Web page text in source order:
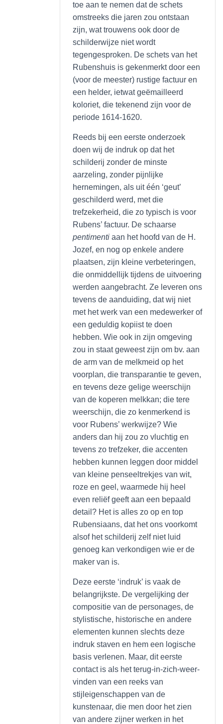
toe aan te nemen dat de schets
omstreeks die jaren zou ontstaan
zijn, wat trouwens ook door de
schilderwijze niet wordt
tegengesproken. De schets van het
Rubenshuis is gekenmerkt door een
(voor de meester) rustige factuur en
een helder, ietwat geëmailleerd
koloriet, die tekenend zijn voor de
periode 1614-1620.
Reeds bij een eerste onderzoek
doen wij de indruk op dat het
schilderij zonder de minste
aarzeling, zonder pijnlijke
hernemingen, als uit één ‘geut’
geschilderd werd, met die
trefzekerheid, die zo typisch is voor
Rubens’ factuur. De schaarse
pentimenti aan het hoofd van de H.
Jozef, en nog op enkele andere
plaatsen, zijn kleine verbeteringen,
die onmiddellijk tijdens de uitvoering
werden aangebracht. Ze leveren ons
tevens de aanduiding, dat wij niet
met het werk van een medewerker of
een geduldig kopiist te doen
hebben. Wie ook in zijn omgeving
zou in staat geweest zijn om bv. aan
de arm van de melkmeid op het
voorplan, die transparantie te geven,
en tevens deze gelige weerschijn
van de koperen melkkan; die tere
weerschijn, die zo kenmerkend is
voor Rubens’ werkwijze? Wie
anders dan hij zou zo vluchtig en
tevens zo trefzeker, die accenten
hebben kunnen leggen door middel
van kleine penseeltrekjes van wit,
roze en geel, waarmede hij heel
even reliëf geeft aan een bepaald
detail? Het is alles zo op en top
Rubensiaans, dat het ons voorkomt
alsof het schilderij zelf niet luid
genoeg kan verkondigen wie er de
maker van is.
Deze eerste ‘indruk’ is vaak de
belangrijkste. De vergelijking der
compositie van de personages, de
stylistische, historische en andere
elementen kunnen slechts deze
indruk staven en hem een logische
basis verlenen. Maar, dit eerste
contact is als het terug-in-zich-weer-
vinden van een reeks van
stijleigenschappen van de
kunstenaar, die men door het zien
van andere zijner werken in het